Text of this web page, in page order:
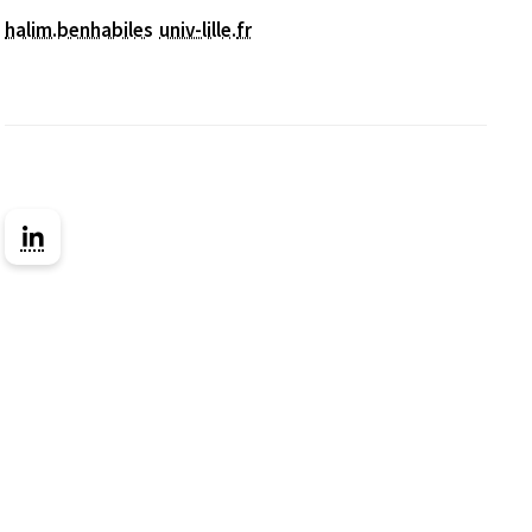
fenêtre)
halim.benhabiles univ-lille.fr
Lien vers la page Linkedin ( Nouvelle fenêtre)